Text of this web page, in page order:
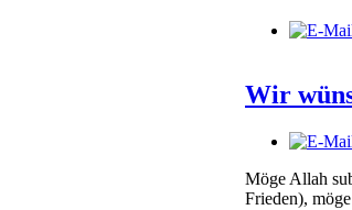
Wir
Möge Allah
Frieden),